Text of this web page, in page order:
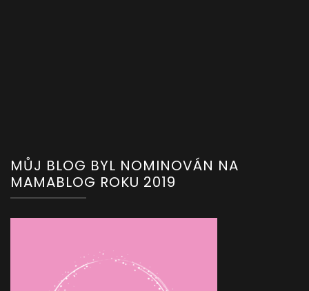
MŮJ BLOG BYL NOMINOVÁN NA
MAMABLOG ROKU 2019